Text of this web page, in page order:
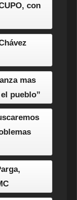
con
mas
pueblo”